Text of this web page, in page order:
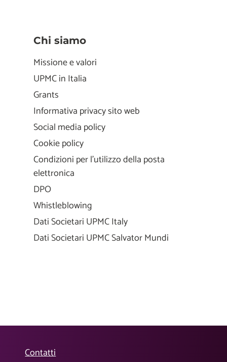
Chi siamo
Missione e valori
UPMC in Italia
Grants
Informativa privacy sito web
Social media policy
Cookie policy
Condizioni per l'utilizzo della posta
elettronica
DPO
Whistleblowing
Dati Societari UPMC Italy
Dati Societari UPMC Salvator Mundi
Contatti